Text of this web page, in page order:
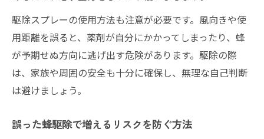
駆除スプレーの使用方法も注意が必要です。風向きや使
用距離を誤ると、薬剤が自分にかかってしまったり、蜂
が予期せぬ方向に逃げ出す危険があります。駆除の際
は、家族や周囲の安全も十分に確保し、無理な自己判断
は避けましょう。
誤った蜂駆除で増えるリスクを防ぐ方法